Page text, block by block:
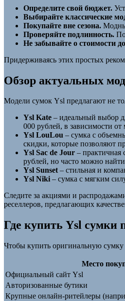
Определите свой бюджет.
Выбирайте классические
Покупайте вне сезона.
Проверяйте подлинность.
Не забывайте о стоимости
Придерживаясь этих простых
Обзор актуальных
Модели сумок Ysl предлагают не
Ysl Kate – идеальный выбор
000 рублей, в зависимости от
Ysl LouLou – сумка с
скидки, которые позволяют
Ysl Sac de Jour – практичная
рублей, но часто можно
Ysl Sunset– стильная и
Ysl Niki – сумка с мягким
Следите за акциями и
реселлеров, предлагающих
Где купить Ysl сумки
Чтобы купить оригинальную
Место
Официальный сайт Ysl
Авторизованные бутики
Крупные онлайн-ритейлеры